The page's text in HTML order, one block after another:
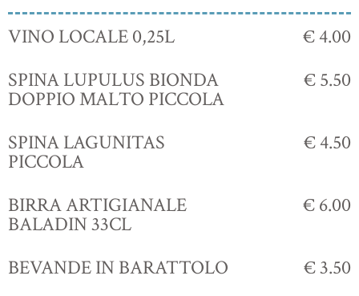
VINO LOCALE 0,25L
€ 4.00
SPINA LUPULUS BIONDA
DOPPIO MALTO PICCOLA
€ 5.50
SPINA LAGUNITAS
PICCOLA
€ 4.50
BIRRA ARTIGIANALE
BALADIN 33CL
€ 6.00
BEVANDE IN BARATTOLO
€ 3.50